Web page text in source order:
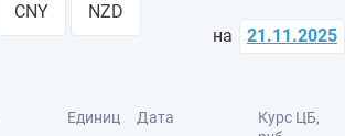
CNY NZD
на 21.11.2025
Единиц Дата
Курс ЦБ,